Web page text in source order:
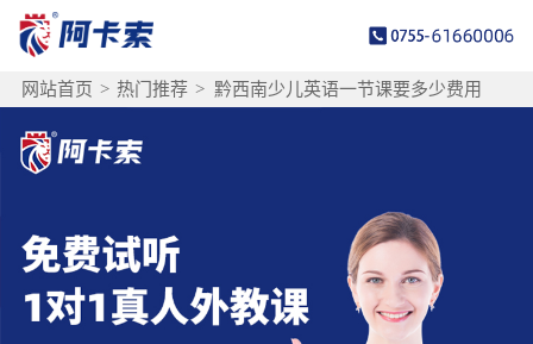
网站首页 > 热门推荐 > 黔西南少儿英语一节课要多少费用